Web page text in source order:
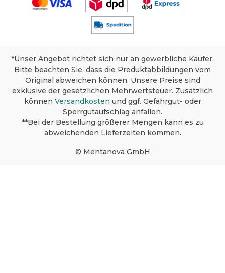
*Unser Angebot richtet sich nur an gewerbliche Käufer.
Bitte beachten Sie, dass die Produktabbildungen vom
Original abweichen können. Unsere Preise sind
exklusive der gesetzlichen Mehrwertsteuer. Zusätzlich
können Versandkosten und ggf. Gefahrgut- oder
Sperrgutaufschlag anfallen.
**Bei der Bestellung größerer Mengen kann es zu
abweichenden Lieferzeiten kommen.
© Mentanova GmbH